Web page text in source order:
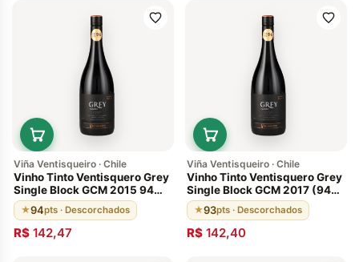
Viña Ventisqueiro · Chile
Vinho Tinto Ventisquero Grey
Single Block GCM 2015 94
Pontos
★94pts · Descorchados
R$ 142,47
Viña Ventisqueiro · Chile
Vinho Tinto Ventisquero Grey
Single Block GCM 2017 (94
Pontos). Chile
★93pts · Descorchados
R$ 142,40